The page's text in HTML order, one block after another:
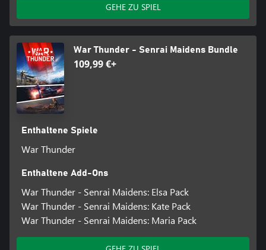
GEHE ZU SPIEL
War Thunder - Senrai Maidens Bundle
109,99 €+
Enthaltene Spiele
War Thunder
Enthaltene Add-Ons
War Thunder - Senrai Maidens: Elsa Pack
War Thunder - Senrai Maidens: Kate Pack
War Thunder - Senrai Maidens: Maria Pack